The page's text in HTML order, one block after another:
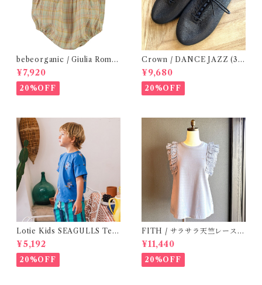
bebeorganic / Giulia Romp
er Lagoon Check( 6・12ｍ)
¥7,920
20%OFF
Crown / DANCE JAZZ (3:2
2cm / 6:24-24,5 ) Black
¥9,680
20%OFF
Lotie Kids SEAGULLS Tee
(12m- 8Y)
¥5,192
20%OFF
FITH / サラサラ天竺レースT
シャツ (BL) / 145・155
¥11,440
20%OFF